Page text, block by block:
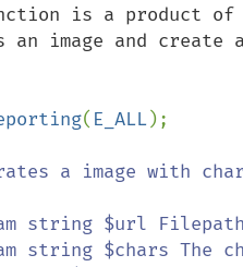
is a product of
an image and
( E_ALL